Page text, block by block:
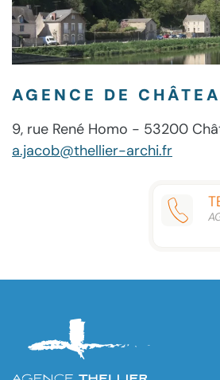
AGENCE DE
9, rue René Homo - 53200
a.jacob@thellier-archi.fr